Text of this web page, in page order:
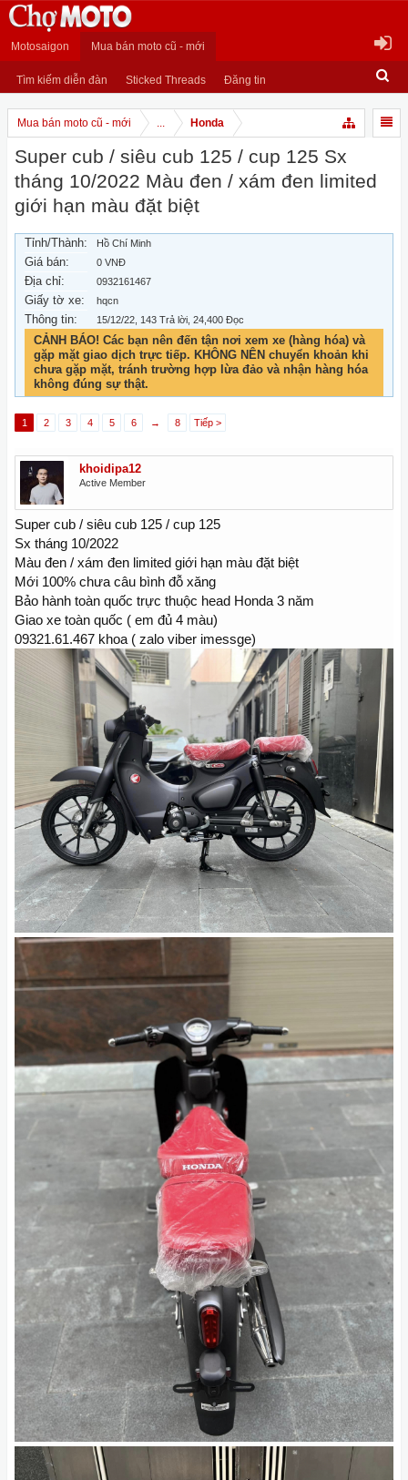
Motosaigon Mua bán moto cũ - mới
Tìm kiếm diễn đàn Sticked Threads Đăng tin
Mua bán moto cũ - mới ... Honda
Super cub / siêu cub 125 / cup 125 Sx
tháng 10/2022 Màu đen / xám đen limited
giới hạn màu đặt biệt
Tỉnh/Thành: Hồ Chí Minh
Giá bán: 0 VNĐ
Địa chỉ: 0932161467
Giấy tờ xe: hqcn
Thông tin: 15/12/22 , 143 Trả lời, 24,400 Đọc
CẢNH BÁO! Các bạn nên đến tận nơi xem xe (hàng hóa) và
gặp mặt giao dịch trực tiếp. KHÔNG NÊN chuyển khoản khi
chưa gặp mặt, tránh trường hợp lừa đảo và nhận hàng hóa
không đúng sự thật.
1 2 3 4 5 6 → 8 Tiếp >
khoidipa12
Active Member
Super cub / siêu cub 125 / cup 125
Sx tháng 10/2022
Màu đen / xám đen limited giới hạn màu đặt biệt
Mới 100% chưa câu bình đỗ xăng
Bảo hành toàn quốc trực thuộc head Honda 3 năm
Giao xe toàn quốc ( em đủ 4 màu)
09321.61.467 khoa ( zalo viber imessge)